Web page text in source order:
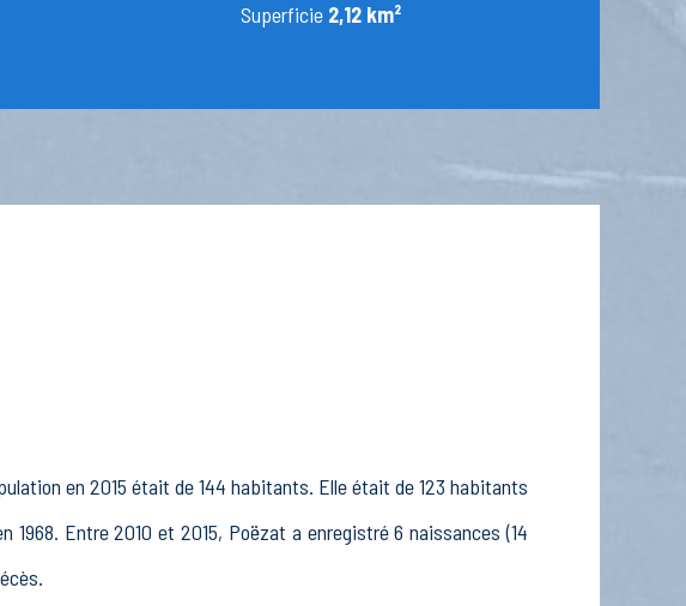
Superficie 2,12 km²
en 2015 était de 144 habitants. Elle était de 123 habitants
1968. Entre 2010 et 2015, Poëzat a enregistré 6 naissances (14